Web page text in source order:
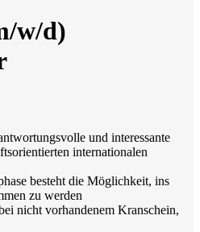
w/d)
und interessante
internationalen
besteht die Möglichkeit, ins
zu werden
nicht vorhandenem Kranschein,